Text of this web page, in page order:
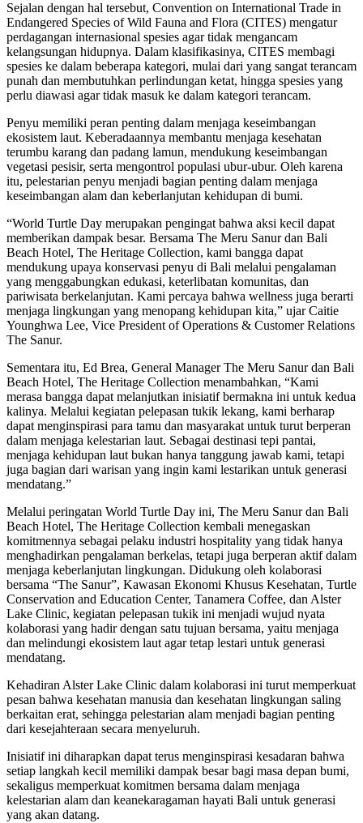
Sejalan dengan hal tersebut, Convention on International Trade in
Endangered Species of Wild Fauna and Flora (CITES) mengatur
perdagangan internasional spesies agar tidak mengancam
kelangsungan hidupnya. Dalam klasifikasinya, CITES membagi
spesies ke dalam beberapa kategori, mulai dari yang sangat terancam
punah dan membutuhkan perlindungan ketat, hingga spesies yang
perlu diawasi agar tidak masuk ke dalam kategori terancam.
Penyu memiliki peran penting dalam menjaga keseimbangan
ekosistem laut. Keberadaannya membantu menjaga kesehatan
terumbu karang dan padang lamun, mendukung keseimbangan
vegetasi pesisir, serta mengontrol populasi ubur-ubur. Oleh karena
itu, pelestarian penyu menjadi bagian penting dalam menjaga
keseimbangan alam dan keberlanjutan kehidupan di bumi.
“World Turtle Day merupakan pengingat bahwa aksi kecil dapat
memberikan dampak besar. Bersama The Meru Sanur dan Bali
Beach Hotel, The Heritage Collection, kami bangga dapat
mendukung upaya konservasi penyu di Bali melalui pengalaman
yang menggabungkan edukasi, keterlibatan komunitas, dan
pariwisata berkelanjutan. Kami percaya bahwa wellness juga berarti
menjaga lingkungan yang menopang kehidupan kita,” ujar Caitie
Younghwa Lee, Vice President of Operations & Customer Relations
The Sanur.
Sementara itu, Ed Brea, General Manager The Meru Sanur dan Bali
Beach Hotel, The Heritage Collection menambahkan, “Kami
merasa bangga dapat melanjutkan inisiatif bermakna ini untuk kedua
kalinya. Melalui kegiatan pelepasan tukik lekang, kami berharap
dapat menginspirasi para tamu dan masyarakat untuk turut berperan
dalam menjaga kelestarian laut. Sebagai destinasi tepi pantai,
menjaga kehidupan laut bukan hanya tanggung jawab kami, tetapi
juga bagian dari warisan yang ingin kami lestarikan untuk generasi
mendatang.”
Melalui peringatan World Turtle Day ini, The Meru Sanur dan Bali
Beach Hotel, The Heritage Collection kembali menegaskan
komitmennya sebagai pelaku industri hospitality yang tidak hanya
menghadirkan pengalaman berkelas, tetapi juga berperan aktif dalam
menjaga keberlanjutan lingkungan. Didukung oleh kolaborasi
bersama “The Sanur”, Kawasan Ekonomi Khusus Kesehatan, Turtle
Conservation and Education Center, Tanamera Coffee, dan Alster
Lake Clinic, kegiatan pelepasan tukik ini menjadi wujud nyata
kolaborasi yang hadir dengan satu tujuan bersama, yaitu menjaga
dan melindungi ekosistem laut agar tetap lestari untuk generasi
mendatang.
Kehadiran Alster Lake Clinic dalam kolaborasi ini turut memperkuat
pesan bahwa kesehatan manusia dan kesehatan lingkungan saling
berkaitan erat, sehingga pelestarian alam menjadi bagian penting
dari kesejahteraan secara menyeluruh.
Inisiatif ini diharapkan dapat terus menginspirasi kesadaran bahwa
setiap langkah kecil memiliki dampak besar bagi masa depan bumi,
sekaligus memperkuat komitmen bersama dalam menjaga
kelestarian alam dan keanekaragaman hayati Bali untuk generasi
yang akan datang.